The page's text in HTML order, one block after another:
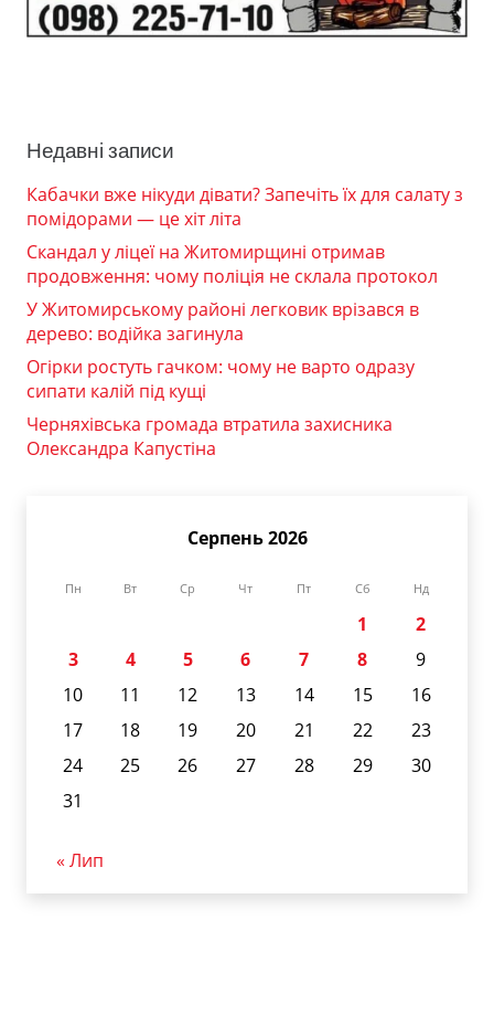
Недавні записи
Кабачки вже нікуди дівати? Запечіть їх для салату з
помідорами — це хіт літа
Скандал у ліцеї на Житомирщині отримав
продовження: чому поліція не склала протокол
У Житомирському районі легковик врізався в
дерево: водійка загинула
Огірки ростуть гачком: чому не варто одразу
сипати калій під кущі
Черняхівська громада втратила захисника
Олександра Капустіна
Серпень 2026
Пн Вт Ср Чт Пт Сб Нд
1
2
3
4 5 6 7 8
9
10
11 12 13 14 15
16
17
18 19 20 21 22
23
24
25 26 27 28 29
30
31
« Лип